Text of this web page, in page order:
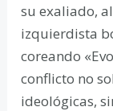
su exaliado,
izquierdista
coreando
conflicto no
ideológicas,